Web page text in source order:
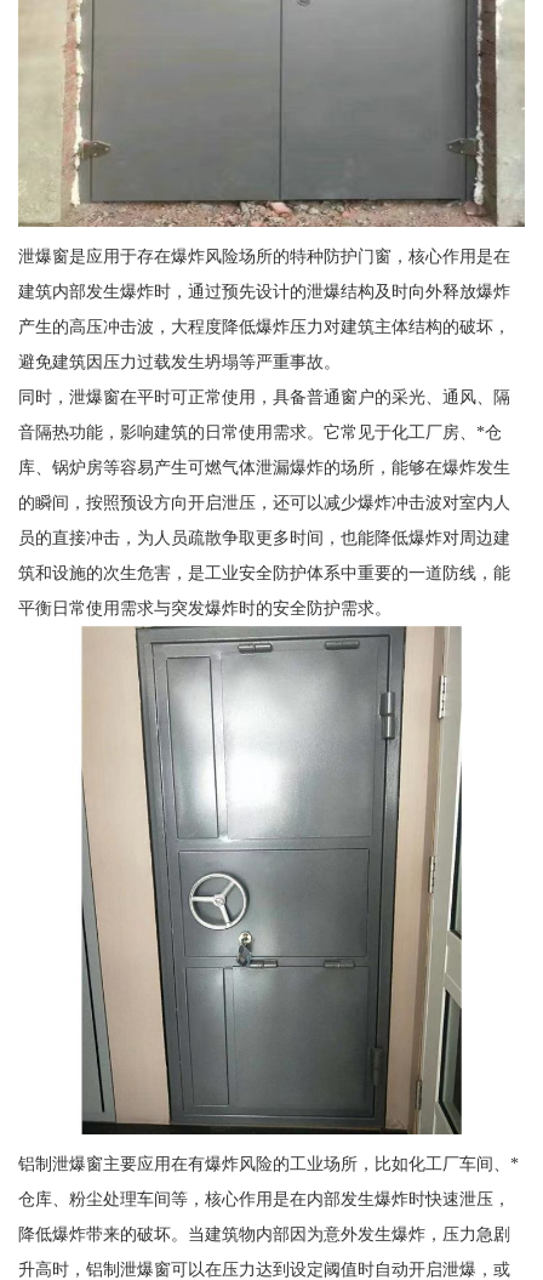
泄爆窗是应用于存在爆炸风险场所的特种防护门窗，核心作用是在
建筑内部发生爆炸时，通过预先设计的泄爆结构及时向外释放爆炸
产生的高压冲击波，大程度降低爆炸压力对建筑主体结构的破坏，
避免建筑因压力过载发生坍塌等严重事故。
同时，泄爆窗在平时可正常使用，具备普通窗户的采光、通风、隔
音隔热功能，影响建筑的日常使用需求。它常见于化工厂房、*仓
库、锅炉房等容易产生可燃气体泄漏爆炸的场所，能够在爆炸发生
的瞬间，按照预设方向开启泄压，还可以减少爆炸冲击波对室内人
员的直接冲击，为人员疏散争取更多时间，也能降低爆炸对周边建
筑和设施的次生危害，是工业安全防护体系中重要的一道防线，能
平衡日常使用需求与突发爆炸时的安全防护需求。
铝制泄爆窗主要应用在有爆炸风险的工业场所，比如化工厂车间、*
仓库、粉尘处理车间等，核心作用是在内部发生爆炸时快速泄压，
降低爆炸带来的破坏。当建筑物内部因为意外发生爆炸，压力急剧
升高时，铝制泄爆窗可以在压力达到设定阈值时自动开启泄爆，或